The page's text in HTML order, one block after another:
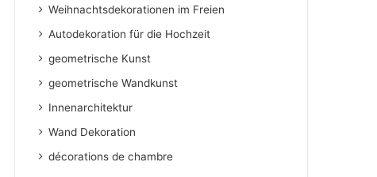
Weihnachtsdekorationen im Freien
Autodekoration für die Hochzeit
geometrische Kunst
geometrische Wandkunst
Innenarchitektur
Wand Dekoration
décorations de chambre